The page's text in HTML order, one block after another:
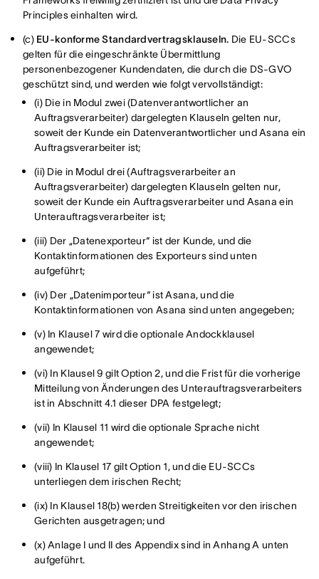
Principles einhalten wird.
(c) EU-konforme Standardvertragsklauseln. Die EU-SCCs
gelten für die eingeschränkte Übermittlung
personenbezogener Kundendaten, die durch die DS-GVO
geschützt sind, und werden wie folgt vervollständigt:
(i) Die in Modul zwei (Datenverantwortlicher an
Auftragsverarbeiter) dargelegten Klauseln gelten nur,
soweit der Kunde ein Datenverantwortlicher und Asana ein
Auftragsverarbeiter ist;
(ii) Die in Modul drei (Auftragsverarbeiter an
Auftragsverarbeiter) dargelegten Klauseln gelten nur,
soweit der Kunde ein Auftragsverarbeiter und Asana ein
Unterauftragsverarbeiter ist;
(iii) Der „Datenexporteur“ ist der Kunde, und die
Kontaktinformationen des Exporteurs sind unten
aufgeführt;
(iv) Der „Datenimporteur“ ist Asana, und die
Kontaktinformationen von Asana sind unten angegeben;
(v) In Klausel 7 wird die optionale Andockklausel
angewendet;
(vi) In Klausel 9 gilt Option 2, und die Frist für die vorherige
Mitteilung von Änderungen des Unterauftragsverarbeiters
ist in Abschnitt 4.1 dieser DPA festgelegt;
(vii) In Klausel 11 wird die optionale Sprache nicht
angewendet;
(viii) In Klausel 17 gilt Option 1, und die EU-SCCs
unterliegen dem irischen Recht;
(ix) In Klausel 18(b) werden Streitigkeiten vor den irischen
Gerichten ausgetragen; und
(x) Anlage I und II des Appendix sind in Anhang A unten
aufgeführt.